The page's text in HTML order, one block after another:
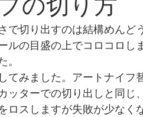
の切り方
で切り出すのは結構めんど
ルの目盛の上でコロコロし
。
てみました。アートナイフ
ッターでの切り出しと同じ
ロスしますが失敗が少なく